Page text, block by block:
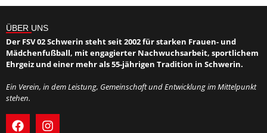
ÜBER UNS
Der FSV 02 Schwerin steht seit 2002 für starken Frauen- und
Mädchenfußball, mit engagierter Nachwuchsarbeit, sportlichem
Ehrgeiz und einer mehr als 55-jährigen Tradition in Schwerin.
Ein Verein, in dem Leistung, Gemeinschaft und Entwicklung im Mittelpunkt
stehen.